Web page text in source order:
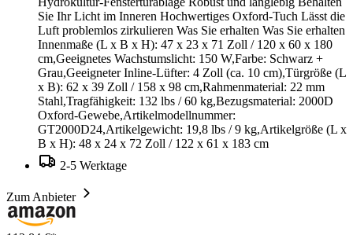
Sie Ihr Licht im Inneren Hochwertiges Oxford-Tuch Lässt die
Luft problemlos zirkulieren Was Sie erhalten Was Sie erhalten
Innenmaße (L x B x H): 47 x 23 x 71 Zoll / 120 x 60 x 180
cm,Geeignetes Wachstumslicht: 150 W,Farbe: Schwarz +
Grau,Geeigneter Inline-Lüfter: 4 Zoll (ca. 10 cm),Türgröße (L
x B): 62 x 39 Zoll / 158 x 98 cm,Rahmenmaterial: 22 mm
Stahl,Tragfähigkeit: 132 lbs / 60 kg,Bezugsmaterial: 2000D
Oxford-Gewebe,Artikelmodellnummer:
GT2000D24,Artikelgewicht: 19,8 lbs / 9 kg,Artikelgröße (L x
B x H): 48 x 24 x 72 Zoll / 122 x 61 x 183 cm
2-5 Werktage
Zum Anbieter